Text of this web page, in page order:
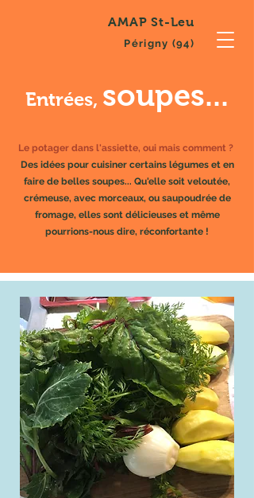
AMAP St-Leu
Périgny (94)
Entrées, soupes...
Le potager dans l'assiette, oui mais comment ?
Des idées pour cuisiner certains légumes et en
faire de belles soupes... Qu'elle soit veloutée,
crémeuse, avec morceaux, ou saupoudrée de
fromage, elles sont délicieuses et même
pourrions-nous dire, réconfortante !